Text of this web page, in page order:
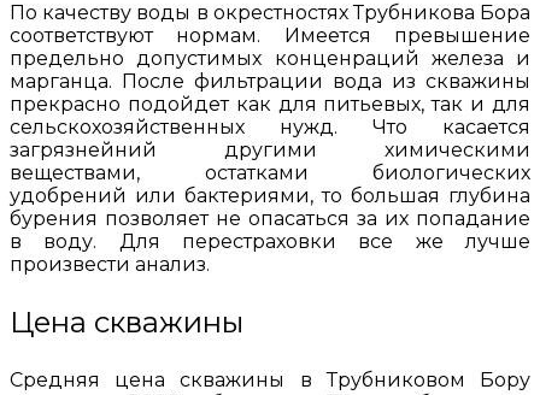
По качеству воды в окрестностях Трубникова Бора
соответствуют нормам. Имеется превышение
предельно допустимых конценраций железа и
марганца. После фильтрации вода из скважины
прекрасно подойдет как для питьевых, так и для
сельскохозяйственных нужд. Что касается
загрязнейний другими химическими
веществами, остатками биологических
удобрений или бактериями, то большая глубина
бурения позволяет не опасаться за их попадание
в воду. Для перестраховки все же лучше
произвести анализ.
Цена скважины
Средняя цена скважины в Трубниковом Бору